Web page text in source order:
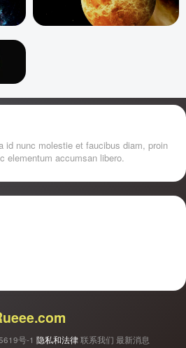
id nunc molestie et faucibus diam, proin
elementum accumsan libero.
号-1 隐私和法律联系我们 最新消息